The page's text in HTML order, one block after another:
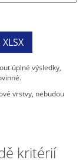
úplné výsledky,
vrstvy, nebudou
kritérií